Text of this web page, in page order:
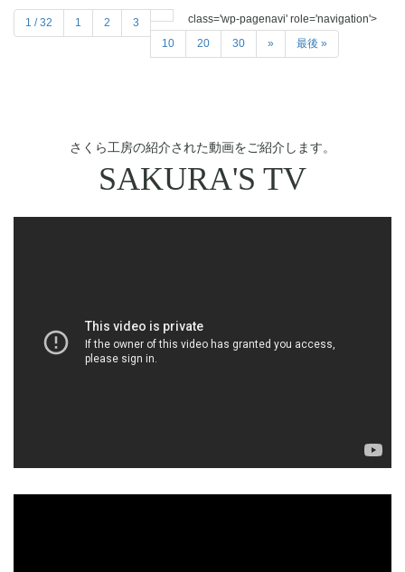
class='wp-pagenavi' role='navigation'>
1 / 32 1 2
3
10
20 30 » 最後 »
さくら工房の紹介された動画をご紹介します。
SAKURA'S TV